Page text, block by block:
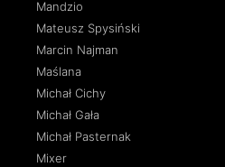
Mandzio
Mateusz Spysiński
Marcin Najman
Maślana
Michał Cichy
Michał Gała
Michał Pasternak
Mixer